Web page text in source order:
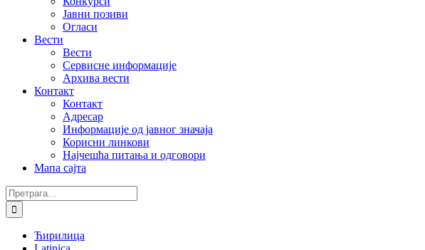
Јавни позиви
Огласи
Вести
Вести
Сервисне информације
Архива вести
Контакт
Контакт
Адресар
Информације од јавног значаја
Корисни линкови
Најчешћа питања и одговори
Мапа сајта
Претрага:
Ћирилица